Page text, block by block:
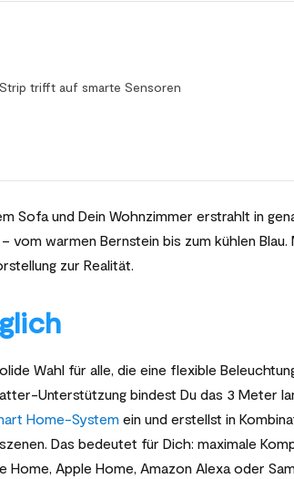
trifft auf smarte Sensoren
Sofa und Dein Wohnzimmer erstrahlt in
vom warmen Bernstein bis zum kühlen Blau.
zur Realität.
Wahl für alle, die eine flexible
Unterstützung bindest Du das 3 Meter
Home-System ein und erstellst in
Das bedeutet für Dich: maximale
Home, Apple Home, Amazon Alexa oder